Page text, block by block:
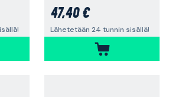
47,40 €
Lähetetään 24 tunnin sisällä!